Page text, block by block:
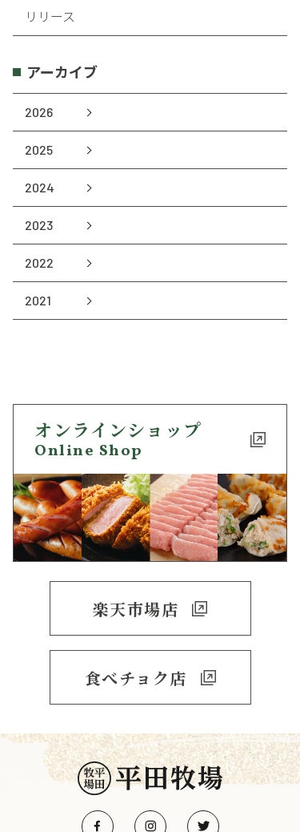
リリース
アーカイブ
2026
2025
2024
2023
2022
2021
オンラインショップ
Online Shop
楽天市場店
食べチョク店